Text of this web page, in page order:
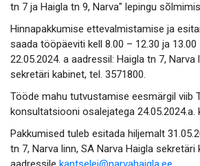
tn 7 ja Haigla tn 9, Narva" lepingu
Hinnapakkumise ettevalmistamise ja
saada tööpäeviti kell 8.00 – 12.30 ja
22.05.2024. a aadressil: Haigla tn 7, Narva
sekretäri kabinet, tel. 3571800.
Tööde mahu tutvustamise eesmärgil viib
konsultatsiooni osalejatega 24.05.2024.a.
Pakkumised tuleb esitada hiljemalt
tn 7, Narva linn, SA Narva Haigla